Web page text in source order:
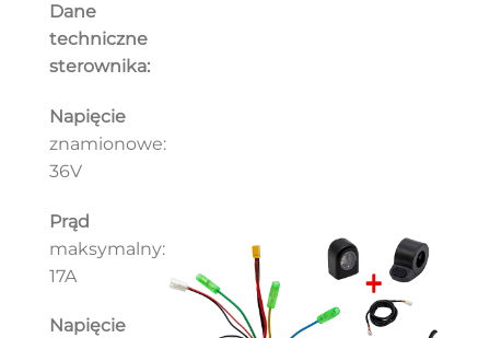
Dane
techniczne
sterownika:
Napięcie
znamionowe:
36V
Prąd
maksymalny:
17A
Napięcie